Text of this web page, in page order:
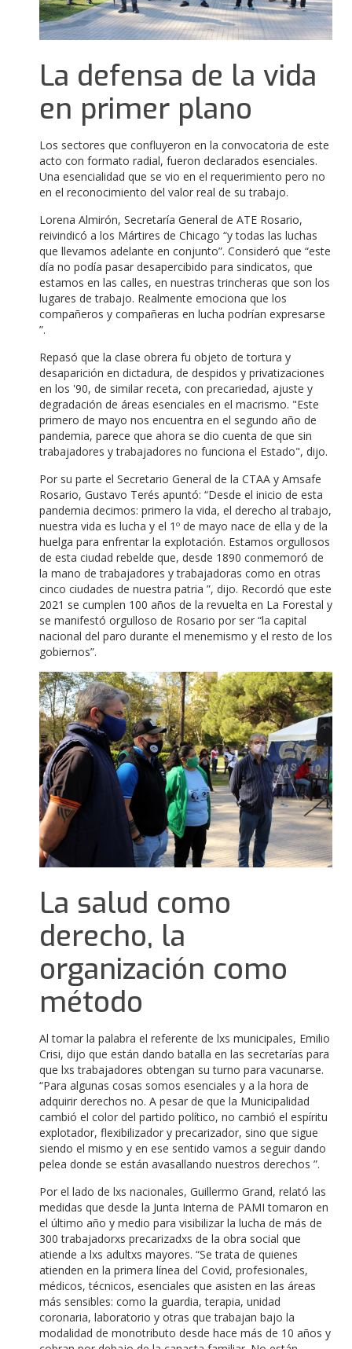
La defensa de la vida
en primer plano
Los sectores que confluyeron en la convocatoria de este
acto con formato radial, fueron declarados esenciales.
Una esencialidad que se vio en el requerimiento pero no
en el reconocimiento del valor real de su trabajo.
Lorena Almirón, Secretaría General de ATE Rosario,
reivindicó a los Mártires de Chicago “y todas las luchas
que llevamos adelante en conjunto”. Consideró que “este
día no podía pasar desapercibido para sindicatos, que
estamos en las calles, en nuestras trincheras que son los
lugares de trabajo. Realmente emociona que los
compañeros y compañeras en lucha podrían expresarse
”.
Repasó que la clase obrera fu objeto de tortura y
desaparición en dictadura, de despidos y privatizaciones
en los '90, de similar receta, con precariedad, ajuste y
degradación de áreas esenciales en el macrismo. "Este
primero de mayo nos encuentra en el segundo año de
pandemia, parece que ahora se dio cuenta de que sin
trabajadores y trabajadores no funciona el Estado", dijo.
Por su parte el Secretario General de la CTAA y Amsafe
Rosario, Gustavo Terés apuntó: “Desde el inicio de esta
pandemia decimos: primero la vida, el derecho al trabajo,
nuestra vida es lucha y el 1º de mayo nace de ella y de la
huelga para enfrentar la explotación. Estamos orgullosos
de esta ciudad rebelde que, desde 1890 conmemoró de
la mano de trabajadores y trabajadoras como en otras
cinco ciudades de nuestra patria ”, dijo. Recordó que este
2021 se cumplen 100 años de la revuelta en La Forestal y
se manifestó orgulloso de Rosario por ser “la capital
nacional del paro durante el menemismo y el resto de los
gobiernos”.
La salud como
derecho, la
organización como
método
Al tomar la palabra el referente de lxs municipales, Emilio
Crisi, dijo que están dando batalla en las secretarías para
que lxs trabajadores obtengan su turno para vacunarse.
“Para algunas cosas somos esenciales y a la hora de
adquirir derechos no. A pesar de que la Municipalidad
cambió el color del partido político, no cambió el espíritu
explotador, flexibilizador y precarizador, sino que sigue
siendo el mismo y en ese sentido vamos a seguir dando
pelea donde se están avasallando nuestros derechos ”.
Por el lado de lxs nacionales, Guillermo Grand, relató las
medidas que desde la Junta Interna de PAMI tomaron en
el último año y medio para visibilizar la lucha de más de
300 trabajadorxs precarizadxs de la obra social que
atiende a lxs adultxs mayores. “Se trata de quienes
atienden en la primera línea del Covid, profesionales,
médicos, técnicos, esenciales que asisten en las áreas
más sensibles: como la guardia, terapia, unidad
coronaria, laboratorio y otras que trabajan bajo la
modalidad de monotributo desde hace más de 10 años y